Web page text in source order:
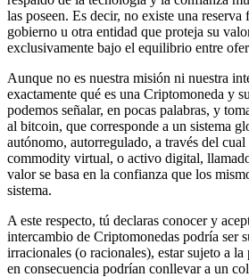
las poseen. Es decir, no existe una reserva
gobierno u otra entidad que proteja su
exclusivamente bajo el equilibrio entre
Aunque no es nuestra misión ni nuestra
exactamente qué es una Criptomoneda y
podemos señalar, en pocas palabras, y
al bitcoin, que corresponde a un sistema
autónomo, autorregulado, a través del
commodity virtual, o activo digital,
valor se basa en la confianza que los
sistema.
A este respecto, tú declaras conocer y
intercambio de Criptomonedas podría ser
irracionales (o racionales), estar sujeto a
en consecuencia podrían conllevar a un